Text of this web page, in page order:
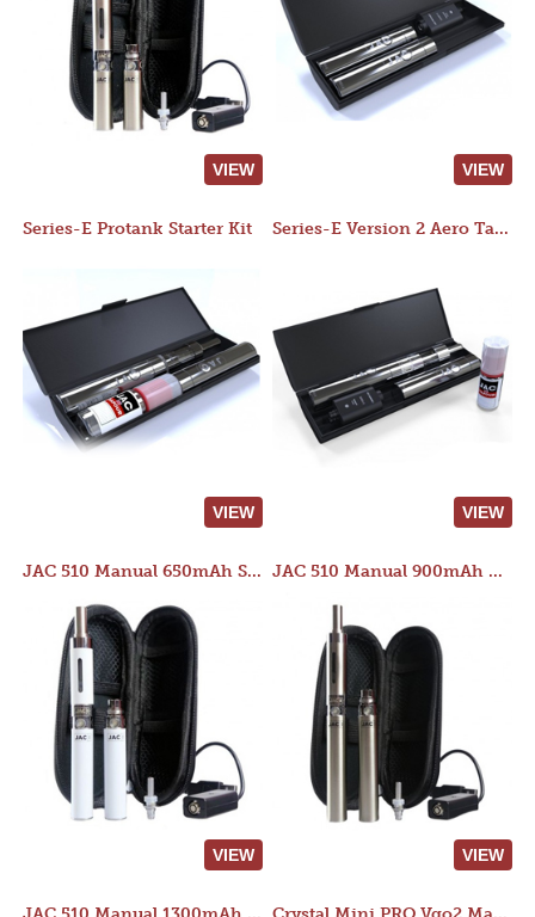
VIEW VIEW
Series-E Protank Starter Kit
VIEW
Series-E Version 2 Aero Tank Starter Kit
VIEW
JAC 510 Manual 650mAh Starter Kit
VIEW
JAC 510 Manual 900mAh Starter Kit
VIEW